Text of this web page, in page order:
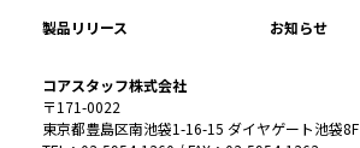
製品リリース
お知らせ
コアスタッフ株式会社
〒171-0022
東京都豊島区南池袋1-16-15 ダイヤゲート池袋8F